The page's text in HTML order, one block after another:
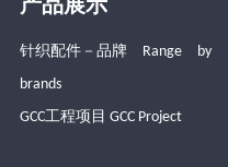
产品展示
针织配件－品牌 Range by
brands
GCC工程项目 GCC Project